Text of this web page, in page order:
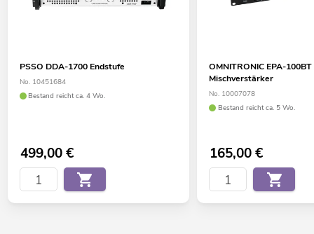
PSSO DDA-1700 Endstufe
No. 10451684
Bestand reicht ca. 4 Wo.
499,00€
OMNITRONIC EPA-100BT
Mischverstärker
No. 10007078
Bestand reicht ca. 5 Wo.
165,00€